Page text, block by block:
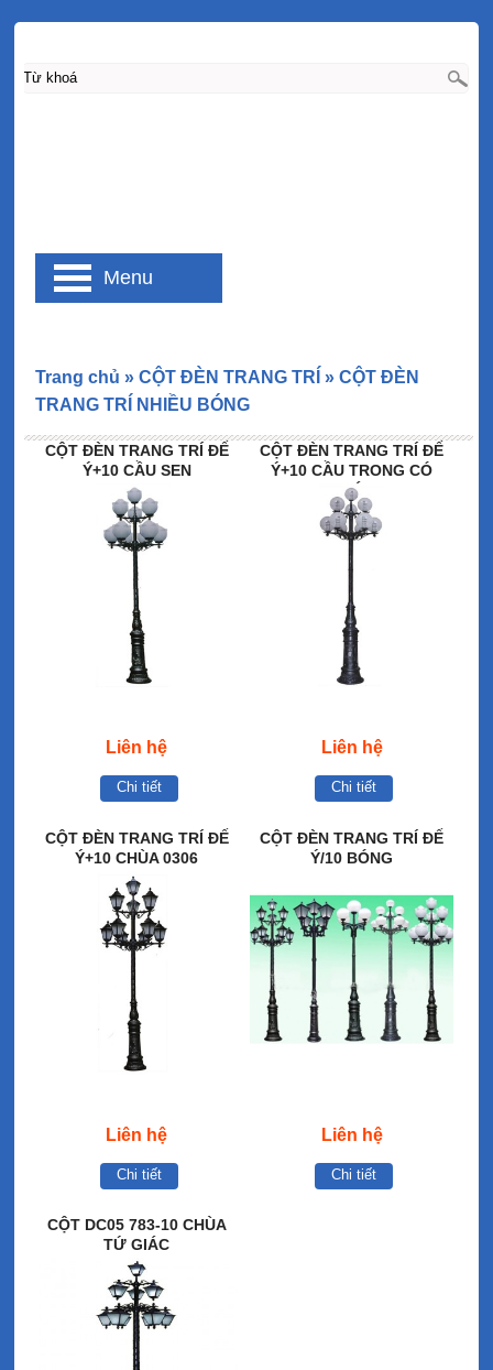
CỘT ĐÈN TRANG TRÍ ĐẾ
Ý+10 CẦU SEN
Liên hệ
Chi tiết
CỘT ĐÈN TRANG TRÍ ĐẾ
Ý+10 CẦU TRONG CÓ
THÁP
Liên hệ
Chi tiết
CỘT ĐÈN TRANG TRÍ ĐẾ
Ý+10 CHÙA 0306
Liên hệ
Chi tiết
CỘT ĐÈN TRANG TRÍ ĐẾ
Ý/10 BÓNG
Liên hệ
Chi tiết
CỘT DC05 783-10 CHÙA
TỨ GIÁC
Trang chủ » CỘT ĐÈN TRANG TRÍ » CỘT ĐÈN
TRANG TRÍ NHIỀU BÓNG
Menu